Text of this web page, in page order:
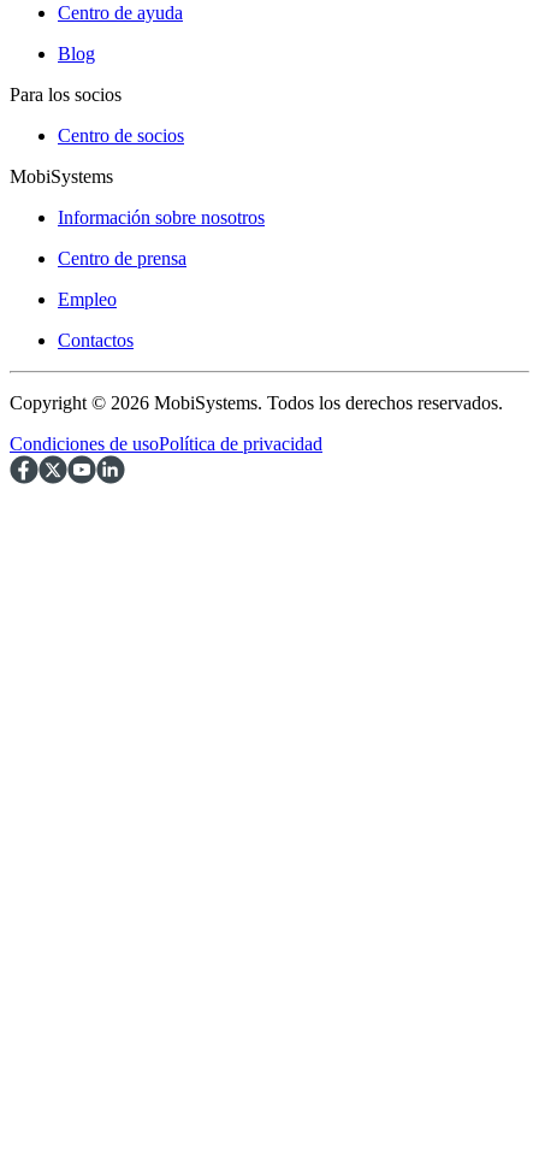
Centro de ayuda
Blog
Para los socios
Centro de socios
MobiSystems
Información sobre nosotros
Centro de prensa
Empleo
Contactos
Copyright © 2026 MobiSystems. Todos los derechos reservados.
Condiciones de usoPolítica de privacidad